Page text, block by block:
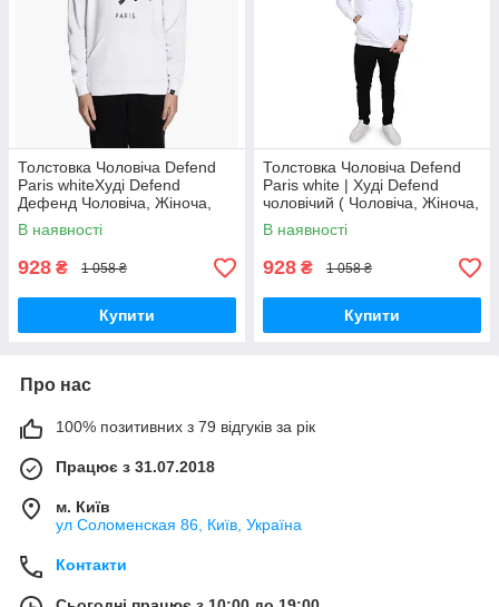
Толстовка Чоловіча Defend
Paris whiteХуді Defend
Дефенд Чоловіча, Жіноча,
Підліткова Кофта У стилі
Дефенд
В наявності
928 ₴ 1 058 ₴
Купити
Толстовка Чоловіча Defend
Paris white | Худі Defend
чоловічий ( Чоловіча, Жіноча,
Дитяча )"" В стилі Defend
В наявності
928 ₴ 1 058 ₴
Купити
Про нас
100% позитивних з 79 відгуків за рік
Працює з 31.07.2018
м. Київ
ул Соломенская 86, Київ, Україна
Контакти